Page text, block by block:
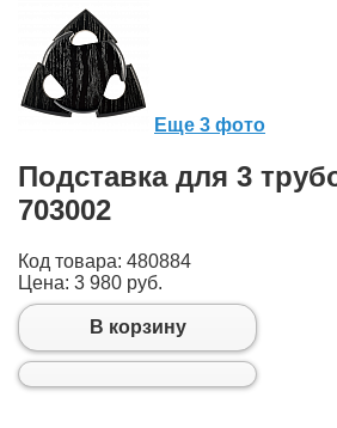
Еще 3 фото
Подставка для 3
703002
Код товара: 480884
Цена: 3 980 руб.
В корзину